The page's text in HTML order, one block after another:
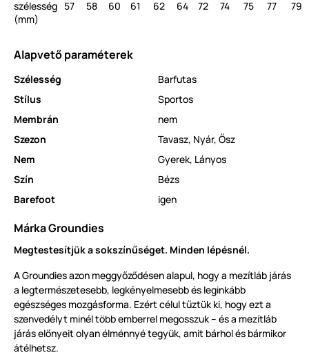
szélesség
(mm)
57 58 60 61 62 64 72 74 75 77 79
Alapvető paraméterek
Szélesség
Barfutas
Stílus
Sportos
Membrán
nem
Szezon
Tavasz, Nyár, Ősz
Nem
Gyerek, Lányos
Szín
Bézs
Barefoot
igen
Márka Groundies
Megtestesítjük a sokszínűséget. Minden lépésnél.
A Groundies azon meggyőződésen alapul, hogy a mezítláb járás
a legtermészetesebb, legkényelmesebb és leginkább
egészséges mozgásforma. Ezért célul tűztük ki, hogy ezt a
szenvedélyt minél több emberrel megosszuk – és a mezítláb
járás előnyeit olyan élménnyé tegyük, amit bárhol és bármikor
átélhetsz.